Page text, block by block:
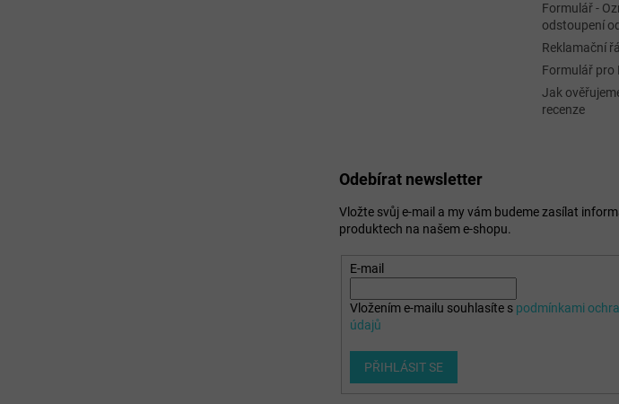
Formulář -
odstoupení
Reklamační
Formulář pro
Jak
recenze
Odebírat newsletter
Vložte svůj e-mail a my vám budeme zasílat
produktech na našem e-shopu.
E-mail
Vložením e-mailu souhlasíte s podmínkami
údajů
PŘIHLÁSIT SE